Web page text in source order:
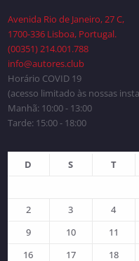
Avenida Rio de Janeiro, 27 C,
1700-336 Lisboa, Portugal.
(00351) 214.001.788
info@autores.club
Horário COVID 19
(acesso limitado às nossas
Manhã: 10:00 - 13:00
Tarde: 15:00 - 18:00
D S T
2
3 4
9
10 11
16
17 18